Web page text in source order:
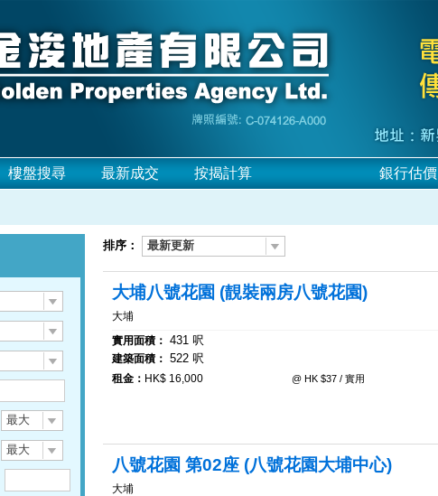
樓盤搜尋 最新成交 按揭計算 銀行估價
最大
最大
排序： 最新更新
大埔八號花園 (靚裝兩房八號花園)
大埔
實用面積： 431 呎
建築面積： 522 呎
租金： HK$ 16,000 @ HK $37 / 實用
八號花園 第02座 (八號花園大埔中心)
大埔